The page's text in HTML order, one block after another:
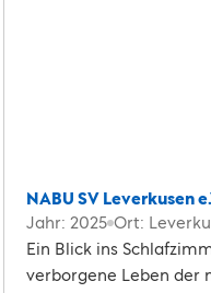
NABU SV Leverkusen
Jahr: 2025 Ort:
Ein Blick ins
verborgene Leben der